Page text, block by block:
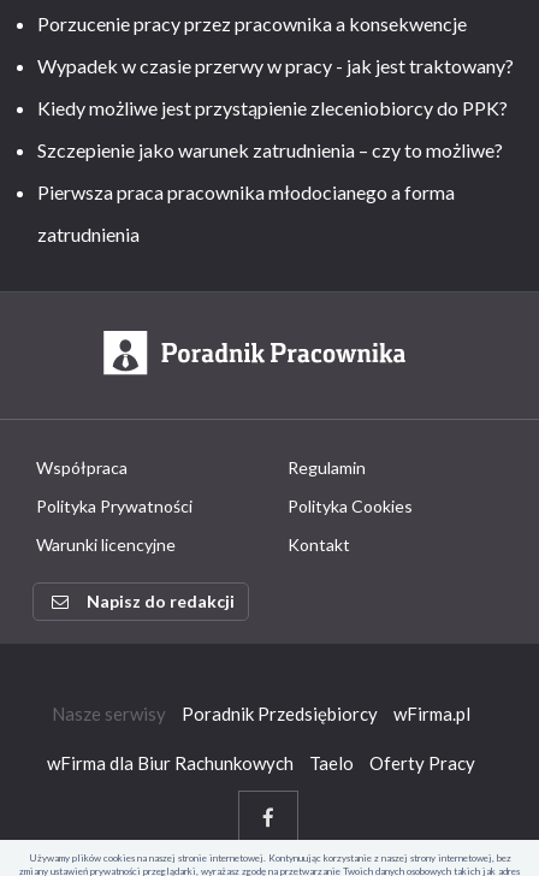
Porzucenie pracy przez pracownika a konsekwencje
Wypadek w czasie przerwy w pracy - jak jest traktowany?
Kiedy możliwe jest przystąpienie zleceniobiorcy do PPK?
Szczepienie jako warunek zatrudnienia – czy to możliwe?
Pierwsza praca pracownika młodocianego a forma
zatrudnienia
Współpraca
Regulamin
Polityka Prywatności
Polityka Cookies
Warunki licencyjne
Kontakt
Napisz do redakcji
Nasze serwisy Poradnik Przedsiębiorcy wFirma.pl
wFirma dla Biur Rachunkowych Taelo Oferty Pracy
Używamy plików cookies na naszej stronie internetowej. Kontynuując korzystanie z naszej strony internetowej, bez
zmiany ustawień prywatności przeglądarki, wyrażasz zgodę na przetwarzanie Twoich danych osobowych takich jak adres